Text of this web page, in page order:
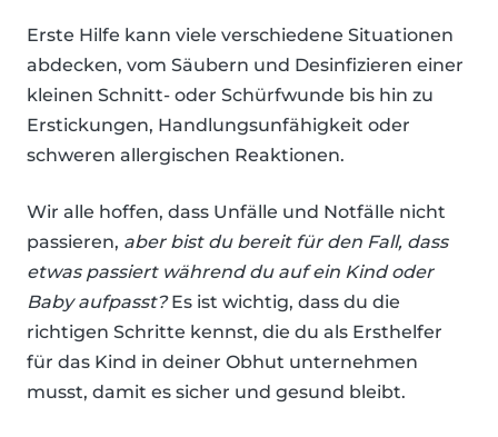
Erste Hilfe kann viele verschiedene Situationen
abdecken, vom Säubern und Desinfizieren einer
kleinen Schnitt- oder Schürfwunde bis hin zu
Erstickungen, Handlungsunfähigkeit oder
schweren allergischen Reaktionen.
Wir alle hoffen, dass Unfälle und Notfälle nicht
passieren, aber bist du bereit für den Fall, dass
etwas passiert während du auf ein Kind oder
Baby aufpasst?Es ist wichtig, dass du die
richtigen Schritte kennst, die du als Ersthelfer
für das Kind in deiner Obhut unternehmen
musst, damit es sicher und gesund bleibt.